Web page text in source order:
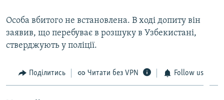
Особа вбитого не встановлена. В ході допиту він
заявив, що перебуває в розшуку в Узбекистані,
стверджують у поліції.
Поділитись Читати без VPN Follow us